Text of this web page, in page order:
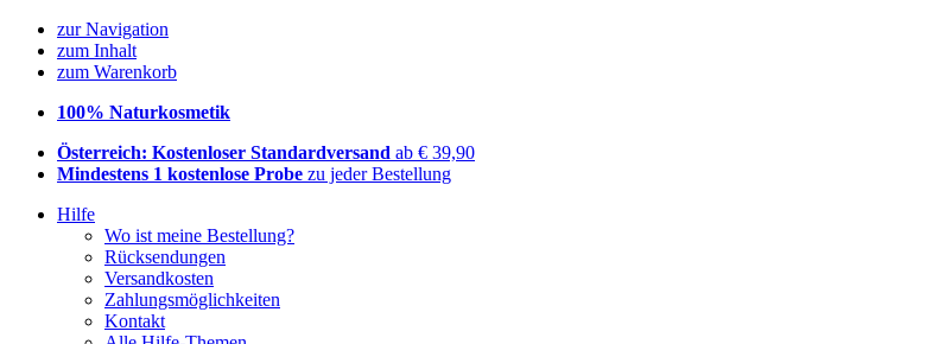
zur Navigation
zum Inhalt
zum Warenkorb
100% Naturkosmetik
Österreich: Kostenloser Standardversand ab € 39,90
Mindestens 1 kostenlose Probe zu jeder Bestellung
Hilfe
Wo ist meine Bestellung?
Rücksendungen
Versandkosten
Zahlungsmöglichkeiten
Kontakt